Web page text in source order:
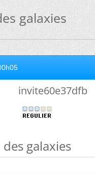
galaxies
invite60e37dfb
galaxies